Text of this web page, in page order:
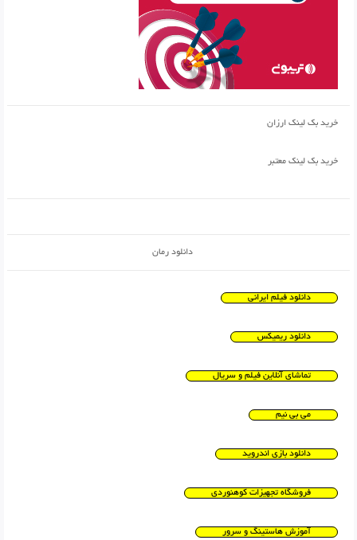
خرید بک لینک ارزان
خرید بک لینک معتبر
دانلود رمان
دانلود فیلم ایرانی
دانلود ریمیکس
تماشای آنلاین فیلم و سریال
می بی نیم
دانلود بازی اندروید
فروشگاه تجهیزات کوهنوردی
آموزش هاستینگ و سرور